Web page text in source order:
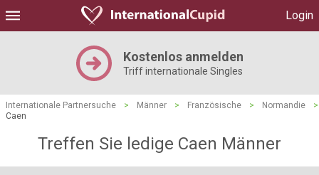
Login
Kostenlos anmelden
Triff internationale Singles
Internationale Partnersuche > Männer > Französische > Normandie
>
Caen
Treffen Sie ledige Caen Männer